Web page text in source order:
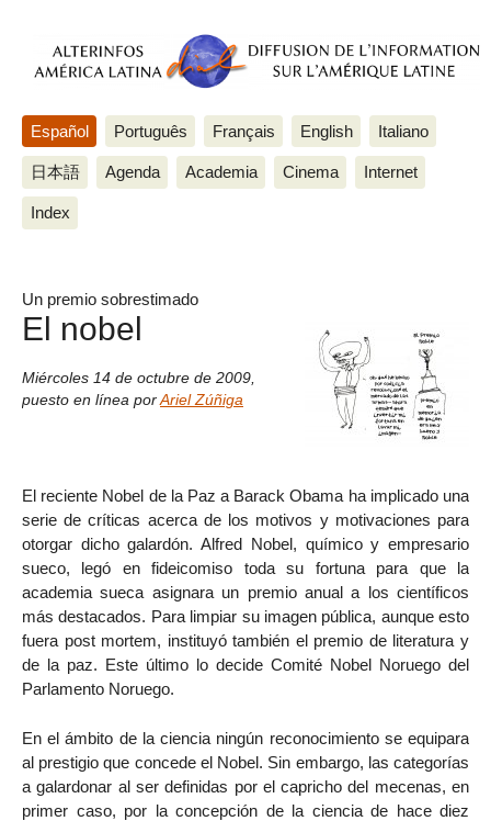
Español Português Français English Italiano
日本語 Agenda Academia Cinema Internet
Index
Un premio sobrestimado
El nobel
Miércoles 14 de octubre de 2009
puesto en línea por Ariel Zúñiga
El reciente Nobel de la Paz a Barack Obama ha implicado una
serie de críticas acerca de los motivos y motivaciones para
otorgar dicho galardón. Alfred Nobel, químico y empresario
sueco, legó en fideicomiso toda su fortuna para que la
academia sueca asignara un premio anual a los científicos
más destacados. Para limpiar su imagen pública, aunque esto
fuera post mortem, instituyó también el premio de literatura y
de la paz. Este último lo decide Comité Nobel Noruego del
Parlamento Noruego.
En el ámbito de la ciencia ningún reconocimiento se equipara
al prestigio que concede el Nobel. Sin embargo, las categorías
a galardonar al ser definidas por el capricho del mecenas, en
primer caso, por la concepción de la ciencia de hace diez